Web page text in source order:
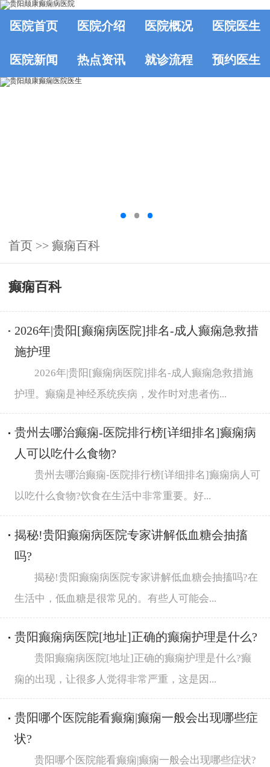
医院首页 医院介绍 医院概况 医院医生
医院新闻 热点资讯 就诊流程 预约医生
首页 >> 癫痫百科
癫痫百科
2026年|贵阳[癫痫病医院]排名-成人癫痫急救措
施护理
2026年|贵阳[癫痫病医院]排名-成人癫痫急救措施
护理。癫痫是神经系统疾病，发作时对患者伤...
贵州去哪治癫痫-医院排行榜[详细排名]癫痫病
人可以吃什么食物?
贵州去哪治癫痫-医院排行榜[详细排名]癫痫病人可
以吃什么食物?饮食在生活中非常重要。好...
揭秘!贵阳癫痫病医院专家讲解低血糖会抽搐
吗?
揭秘!贵阳癫痫病医院专家讲解低血糖会抽搐吗?在
生活中，低血糖是很常见的。有些人可能会...
贵阳癫痫病医院[地址]正确的癫痫护理是什么?
贵阳癫痫病医院[地址]正确的癫痫护理是什么?癫
痫的出现，让很多人觉得非常严重，这是因...
贵阳哪个医院能看癫痫|癫痫一般会出现哪些症
状?
贵阳哪个医院能看癫痫|癫痫一般会出现哪些症状?